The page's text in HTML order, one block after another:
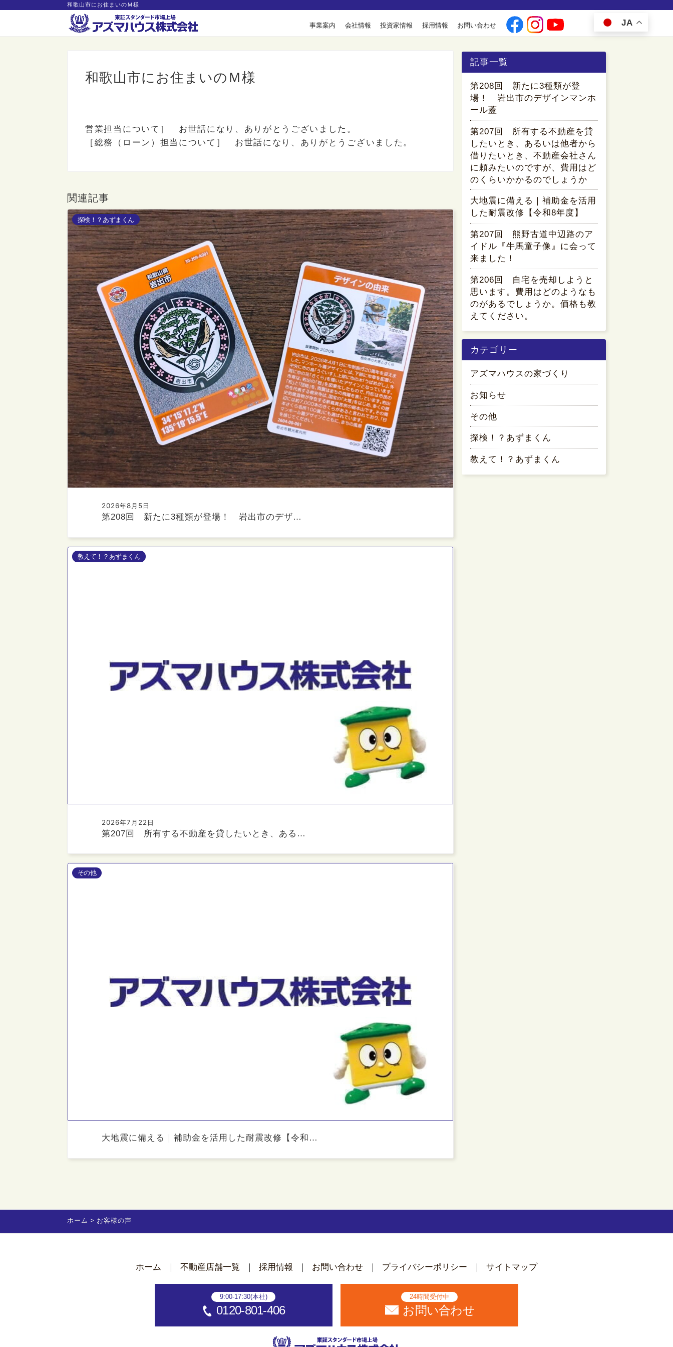
和歌山市にお住まいのＭ様
事業案内 会社情報 投資家情報 採用情報 お問い合わせ JA
和歌山市にお住まいのＭ様
営業担当について］ お世話になり、ありがとうございました。
［総務（ローン）担当について］ お世話になり、ありがとうございました。
関連記事
探検！？あずまくん
2026年8月5日
第208回 新たに3種類が登場！ 岩出市のデザ…
教えて！？あずまくん
2026年7月22日
第207回 所有する不動産を貸したいとき、ある…
その他
大地震に備える｜補助金を活用した耐震改修【令和…
記事一覧
第208回 新たに3種類が登
場！ 岩出市のデザインマンホ
ール蓋
第207回 所有する不動産を貸
したいとき、あるいは他者から
借りたいとき、不動産会社さん
に頼みたいのですが、費用はど
のくらいかかるのでしょうか
大地震に備える｜補助金を活用
した耐震改修【令和8年度】
第207回 熊野古道中辺路のア
イドル『牛馬童子像』に会って
来ました！
第206回 自宅を売却しようと
思います。費用はどのようなも
のがあるでしょうか。価格も教
えてください。
カテゴリー
アズマハウスの家づくり
お知らせ
その他
探検！？あずまくん
教えて！？あずまくん
ホーム お客様の声
ホーム 不動産店舗一覧 採用情報 お問い合わせ プライバシーポリシー サイトマップ
9:00-17:30(本社)
0120-801-406
24時間受付中
お問い合わせ